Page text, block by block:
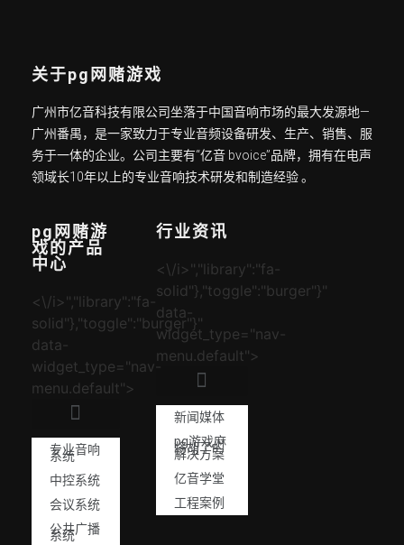
关于pg网赌游戏
广州市亿音科技有限公司坐落于中国音响市场的最大发源地—
广州番禺，是一家致力于专业音频设备研发、生产、销售、服
务于一体的企业。公司主要有“亿音 bvoice”品牌，拥有在电声
领域长10年以上的专业音响技术研发和制造经验 。
pg网赌游
戏的产品
中心
<\/i>","library":"fa-
solid"},"toggle":"burger"}"
data-
widget_type="nav-
menu.default">
专业音响
系统
中控系统
会议系统
公共广播
系统
行业资讯
<\/i>","library":"fa-
solid"},"toggle":"burger"}"
data-
widget_type="nav-
menu.default">
新闻媒体
pg游戏麻
将胡了的
解决方案
亿音学堂
工程案例